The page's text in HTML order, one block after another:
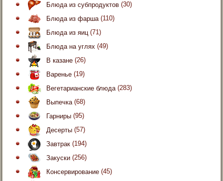
Блюда из субпродуктов (30)
Блюда из фарша (110)
Блюда из яиц (71)
Блюда на углях (49)
В казане (26)
Варенье (19)
Вегетарианские блюда (283)
Выпечка (68)
Гарниры (95)
Десерты (57)
Завтрак (194)
Закуски (256)
Консервирование (45)